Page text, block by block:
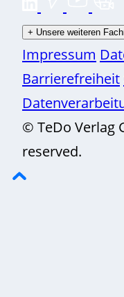
+ Unsere weiteren
Impressum
Barrierefreiheit
© TeDo Verlag
reserved.